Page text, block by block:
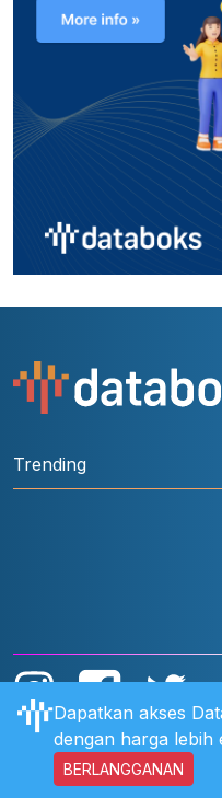
Trending
Aturan Pengguna Hubungi
Dapatkan akses
dengan harga lebih
BERLANGGANAN